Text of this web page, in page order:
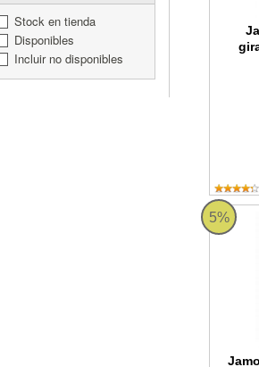
Stock en tienda
Disponibles
Incluir no disponibles
5%